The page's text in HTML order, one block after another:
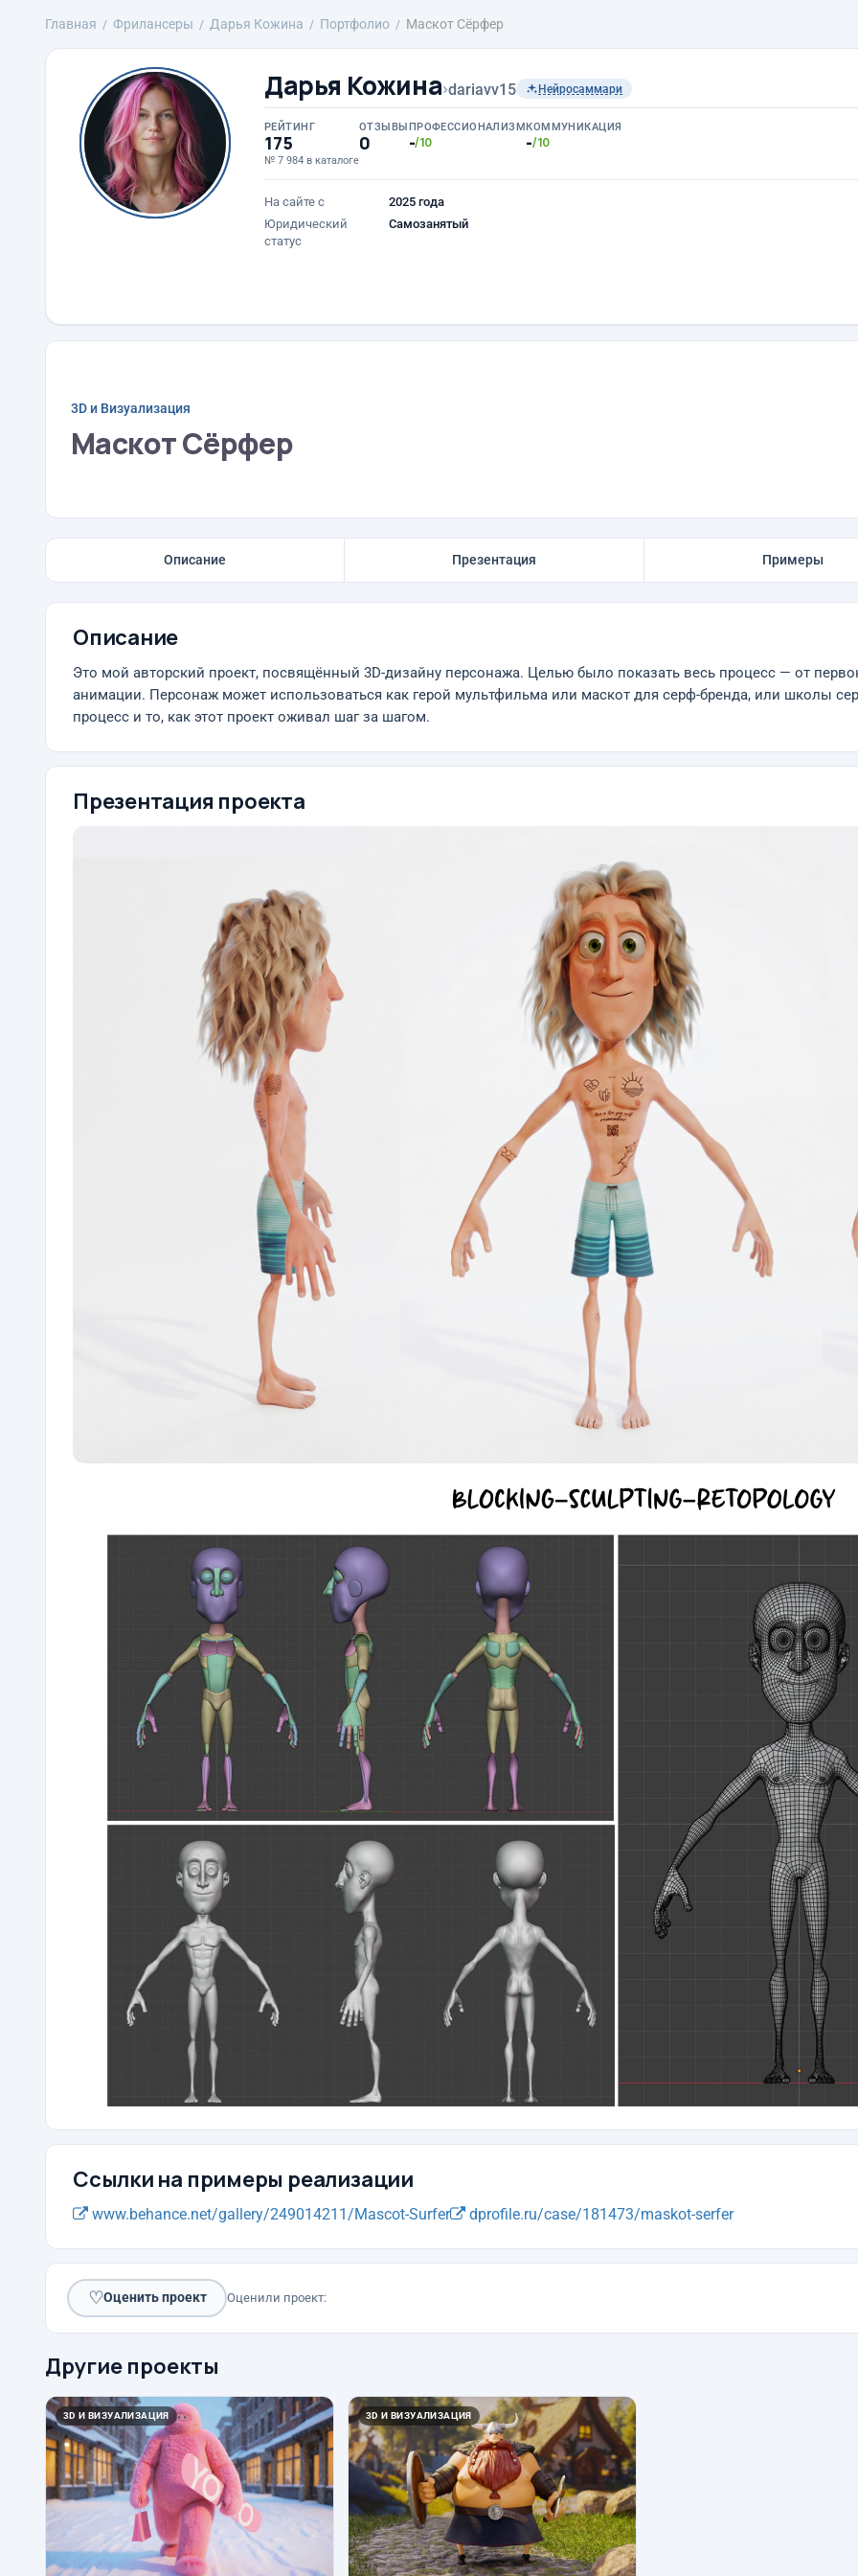
Главная Фрилансеры Дарья Кожина Портфолио Маскот Сёрфер
Дарья Кожина›dariavv15 Нейросаммари
РЕЙТИНГ
175
№ 7 984 в каталоге
ОТЗЫВЫ
0
ПРОФЕССИОНАЛИЗМ
-/10
КОММУНИКАЦИЯ
-/10
На сайте с
2025 года
Юридический
статус
Самозанятый
3D и Визуализация
Маскот Сёрфер
Описание Презентация Примеры
Описание
Это мой авторский проект, посвящённый 3D-дизайну персонажа. Целью было показать весь процесс — от
анимации. Персонаж может использоваться как герой мультфильма или маскот для серф-бренда, или школы
процесс и то, как этот проект оживал шаг за шагом.
Презентация проекта
Ссылки на примеры реализации
www.behance.net/gallery/249014211/Mascot-Surfer dprofile.ru/case/181473/maskot-serfer
♡Оценить проект Оценили проект:
Другие проекты
3D И ВИЗУАЛИЗАЦИЯ 3D И ВИЗУАЛИЗАЦИЯ